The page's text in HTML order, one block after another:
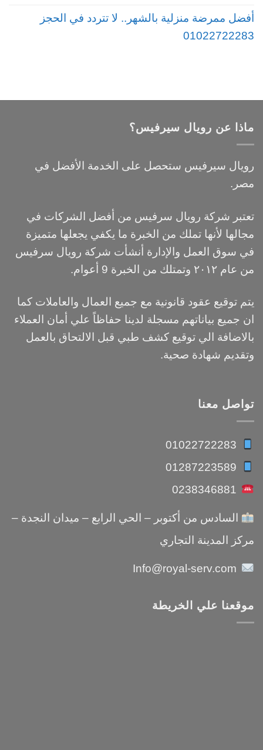
أفضل ممرضة منزلية بالشهر.. لا تتردد في الحجز
01022722283
ماذا عن رويال سيرفيس؟
رويال سيرفيس ستحصل على الخدمة الأفضل في
مصر.
تعتبر شركة رويال سرفيس من أفضل الشركات في
مجالها لأنها تملك من الخبرة ما يكفي يجعلها متميزة
في سوق العمل والإدارة أنشأت شركة رويال سرفيس
من عام ٢٠١٢ وتمتلك من الخبرة 9 أعوام.
يتم توقيع عقود قانونية مع جميع العمال والعاملات كما
ان جميع بياناتهم مسجلة لدينا حفاظاً علي أمان العملاء
بالاضافة الي توقيع كشف طبي قبل الالتحاق بالعمل
وتقديم شهادة صحية.
تواصل معنا
01022722283
01287223589
0238346881
السادس من أكتوبر – الحي الرابع – ميدان النجدة –
مركز المدينة التجاري
Info@royal-serv.com
موقعنا علي الخريطة